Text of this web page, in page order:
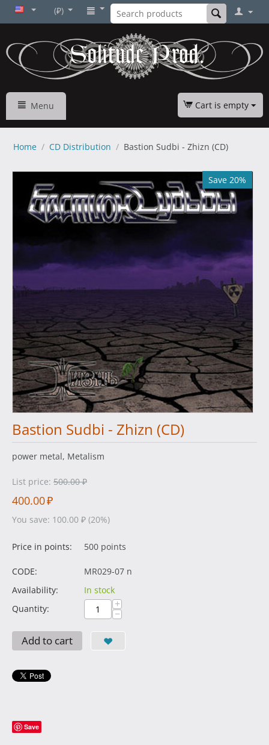
(₽)
Menu Cart is empty
Home / CD Distribution / Bastion Sudbi - Zhizn (CD)
Save 20%
Bastion Sudbi - Zhizn (CD)
power metal, Metalism
List price: 500.00 ₽
400.00₽
You save: 100.00 ₽ (20%)
Price in points: 500 points
CODE:
MR029-07 n
Availability:
In stock
Quantity:
+
−
Add to cart
Save